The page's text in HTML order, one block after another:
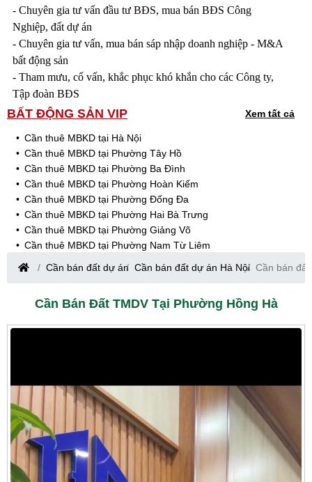
- Chuyên gia tư vấn đầu tư BĐS, mua bán BĐS Công
Nghiệp, đất dự án
- Chuyên gia tư vấn, mua bán sáp nhập doanh nghiệp - M&A
bất động sản
- Tham mưu, cố vấn, khắc phục khó khắn cho các Công ty,
Tập đoàn BĐS
BẤT ĐỘNG SẢN VIP Xem tất cả
Cần thuê MBKD tại Hà Nội
Cần thuê MBKD tại Phường Tây Hồ
Cần thuê MBKD tại Phường Ba Đình
Cần thuê MBKD tại Phường Hoàn Kiếm
Cần thuê MBKD tại Phường Đống Đa
Cần thuê MBKD tại Phường Hai Bà Trưng
Cần thuê MBKD tại Phường Giảng Võ
Cần thuê MBKD tại Phường Nam Từ Liêm
Cần thuê MBKD tại Phường Cầu Giấy
Cần thuê MBKD tại Phường Thanh Xuân
Cần thuê MBKD tại Phường Hà Đông
Cần thuê MBKD tại Phường Hoàng Mai
Cần thuê MBKD tại Phường Phương Liệt
Cần thuê MBKD tại Phường Khương Đình
Cần thuê MBKD tại Phường Yên Sở
Cần thuê MBKD tại Phường Hoàng Liệt
Cần thuê MBKD tại Phường Định Công
Cần thuê MBKD tại Phường Tương Mai
Cần thuê MBKD tại Phường Vĩnh Hưng
Cần bán đất dự án Cần bán đất dự án Hà Nội Cần bán
Cần Bán Đất TMDV Tại Phường Hồng Hà